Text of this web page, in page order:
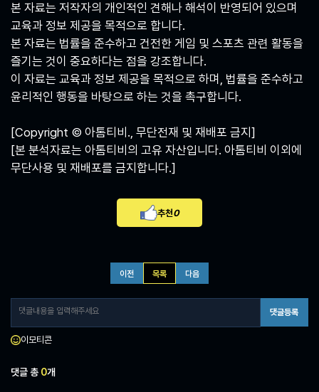
본 자료는 저작자의 개인적인 견해나 해석이 반영되어 있으며
교육과 정보 제공을 목적으로 합니다.
본 자료는 법률을 준수하고 건전한 게임 및 스포츠 관련 활동을
즐기는 것이 중요하다는 점을 강조합니다.
이 자료는 교육과 정보 제공을 목적으로 하며, 법률을 준수하고
윤리적인 행동을 바탕으로 하는 것을 촉구합니다.
[Copyright © 아톰티비., 무단전재 및 재배포 금지]
[본 분석자료는 아톰티비의 고유 자산입니다. 아톰티비 이외에
무단사용 및 재배포를 금지합니다.]
추천0
이전 목록 다음
댓글등록
이모티콘
댓글 총 0개